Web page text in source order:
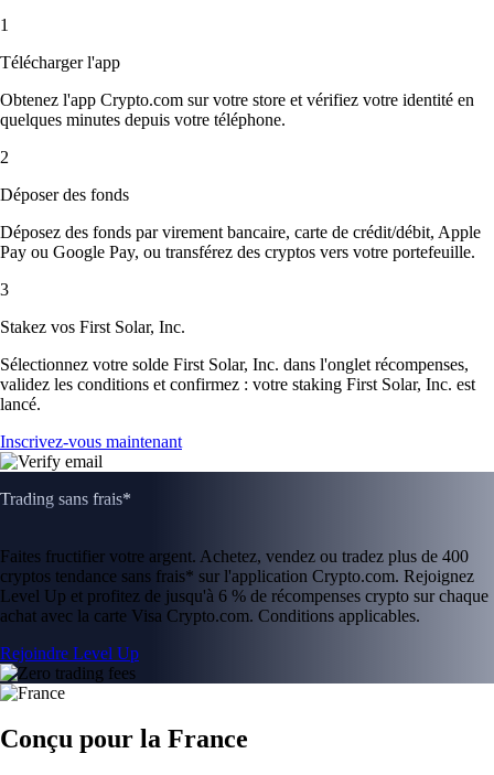
1
Télécharger l'app
Obtenez l'app Crypto.com sur votre store et vérifiez votre identité en
quelques minutes depuis votre téléphone.
2
Déposer des fonds
Déposez des fonds par virement bancaire, carte de crédit/débit, Apple
Pay ou Google Pay, ou transférez des cryptos vers votre portefeuille.
3
Stakez vos First Solar, Inc.
Sélectionnez votre solde First Solar, Inc. dans l'onglet récompenses,
validez les conditions et confirmez : votre staking First Solar, Inc. est
lancé.
Inscrivez-vous maintenant
Trading sans frais*
Faites fructifier votre argent. Achetez, vendez ou tradez plus de 400
cryptos tendance sans frais* sur l'application Crypto.com. Rejoignez
Level Up et profitez de jusqu'à 6 % de récompenses crypto sur chaque
achat avec la carte Visa Crypto.com. Conditions applicables.
Rejoindre Level Up
Conçu pour la France